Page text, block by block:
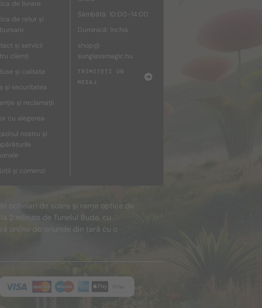
de livrare
de retur și
și servicii
clienți
și calitate
și securitatea
și reclamații
cu alegerea
nostru și
și comenzi
Sâmbătă: 10:00-14:00
Duminică: închis
shop@
sunglassmagic.hu
TRIMITEȚI UN
MESAJ
ochelari de soare și rame optice de
2 minute de Tunelul Buda, cu
online de oriunde din țară cu o